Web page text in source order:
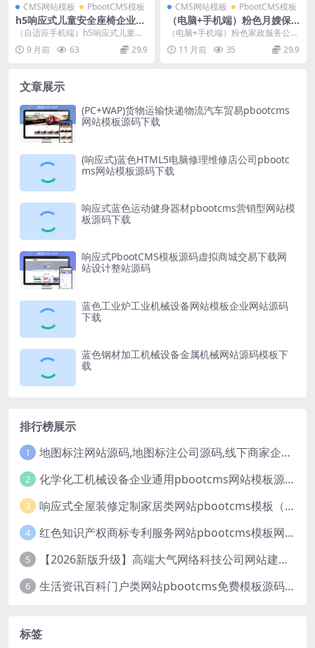
CMS网站模板 PbootCMS模板
h5响应式儿童安全座椅企业公
司pbootcms网站模板下载
（自适应手机端）h5响应式儿童安
全座椅公司pbootcms模板企业pb
模板网站源...
9 月前 63 29.9
CMS网站模板 PbootCMS模板
（电脑+手机端）粉色月嫂保
姆家政服务公司网站源码下载
（电脑+手机端）粉色家政服务公司
网站模板pbootcms网站模板 (PC+
WAP...11 月前 35 29.9
文章展示
(PC+WAP)货物运输快递物流汽车贸易pbootcms
网站模板源码下载
(响应式)蓝色HTML5电脑修理维修店公司pbootc
ms网站模板源码下载
响应式蓝色运动健身器材pbootcms营销型网站模
板源码下载
响应式PbootCMS模板源码虚拟商城交易下载网
站设计整站源码
蓝色工业炉工业机械设备网站模板企业网站源码
下载
蓝色钢材加工机械设备金属机械网站源码模板下
载
排行榜展示
1 地图标注网站源码,地图标注公司源码,线下商家企业地图标注服务,店铺地图定位网站
2 化学化工机械设备企业通用pbootcms网站模板源码下载
3 响应式全屋装修定制家居类网站pbootcms模板（自适应手机端）绿色装修公司网站源码
4 红色知识产权商标专利服务网站pbootcms模板网站源码下载
5 【2026新版升级】高端大气网络科技公司网站建设官网源码模板下载
6 生活资讯百科门户类网站pbootcms免费模板源码下载
标签